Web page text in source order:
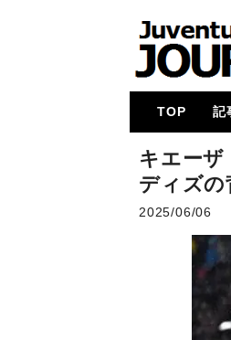
TOP 記
メ
試
招
カ
キエー
ディズの
2025/06/06